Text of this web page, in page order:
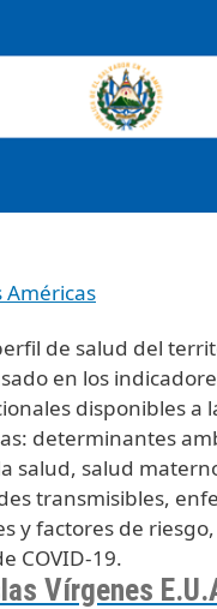
Américas
de salud del
en los
disponibles a
determinantes
salud, salud
transmisibles,
y factores de
COVID-19.
Vírgenes